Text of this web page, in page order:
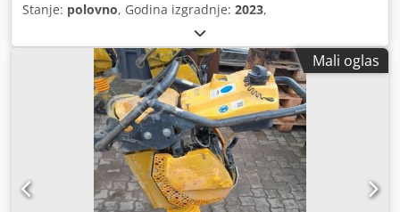
Stanje: polovno, Godina izgradnje: 2023,
Mali oglas